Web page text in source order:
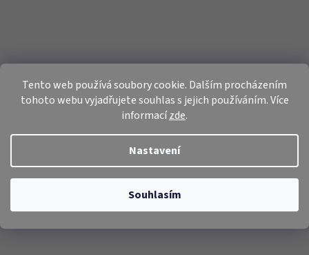
Tento web používá soubory cookie. Dalším procházením
tohoto webu vyjadřujete souhlas s jejich používáním. Více
informacízde.
Nastavení
Souhlasím